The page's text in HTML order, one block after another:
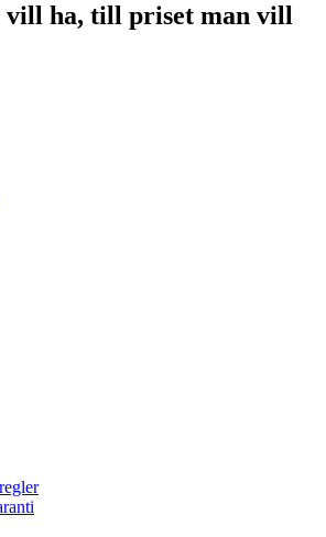
vill ha, till priset man vill